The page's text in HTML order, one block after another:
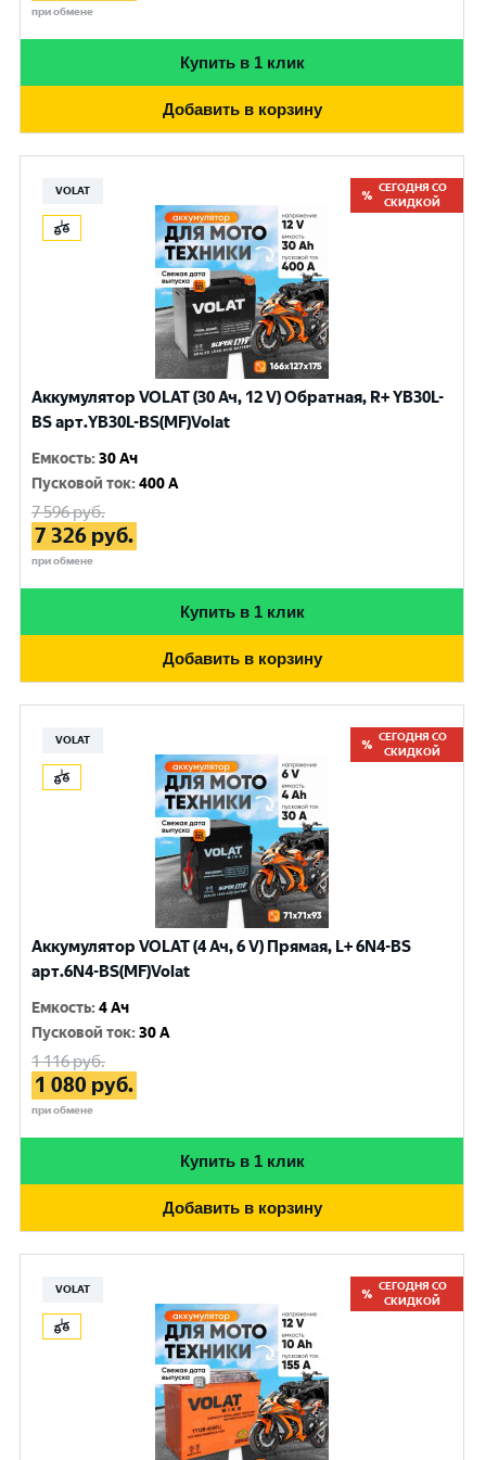
при обмене
Купить в 1 клик
Добавить в корзину
VOLAT
СЕГОДНЯ СО
СКИДКОЙ
Аккумулятор VOLAT (30 Ач, 12 V) Обратная, R+ YB30L-
BS арт.YB30L-BS(MF)Volat
Емкость:30 Ач
Пусковой ток:400 A
7 596руб.
7 326 руб.
при обмене
Купить в 1 клик
Добавить в корзину
VOLAT
СЕГОДНЯ СО
СКИДКОЙ
Аккумулятор VOLAT (4 Ач, 6 V) Прямая, L+ 6N4-BS
арт.6N4-BS(MF)Volat
Емкость:4 Ач
Пусковой ток:30 A
1 116руб.
1 080 руб.
при обмене
Купить в 1 клик
Добавить в корзину
VOLAT
СЕГОДНЯ СО
СКИДКОЙ